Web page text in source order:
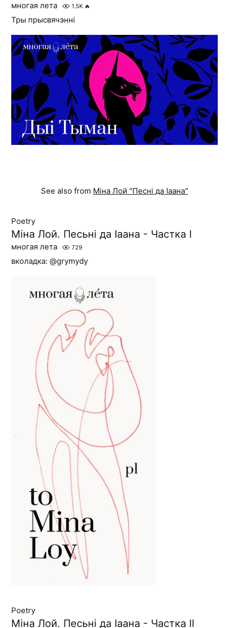
многая лета 1.5K 🔥
Тры прысвячэнні
See also from Міна Лой "Песні да Іаана"
Poetry
Міна Лой. Песьні да Іаана - Частка І
многая лета 729
вколадка: @grymydy
Poetry
Міна Лой. Песьні да Іаана - Частка ІI